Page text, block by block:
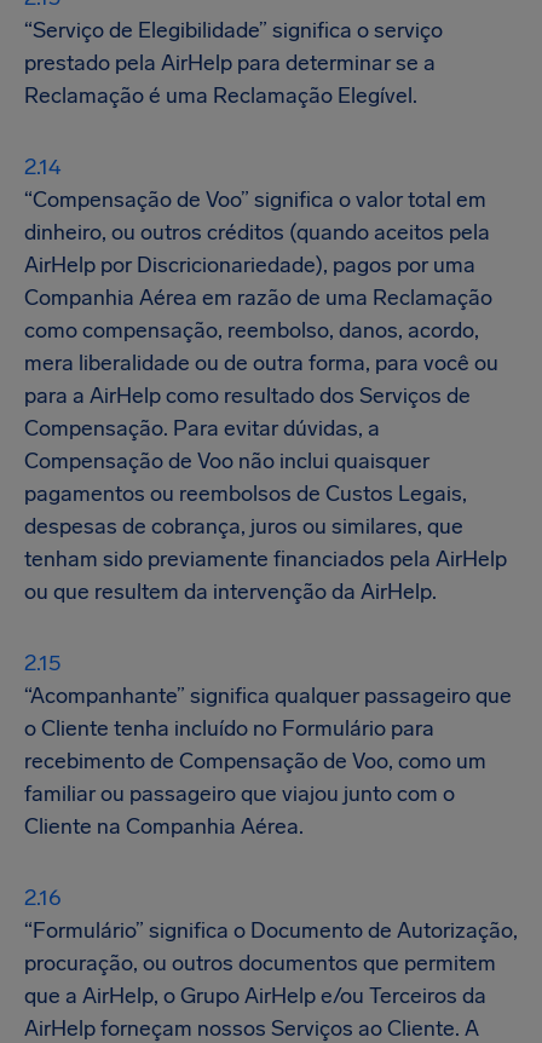
“Serviço de Elegibilidade” significa o serviço
prestado pela AirHelp para determinar se a
Reclamação é uma Reclamação Elegível.
“Compensação de Voo” significa o valor total em
dinheiro, ou outros créditos (quando aceitos pela
AirHelp por Discricionariedade), pagos por uma
Companhia Aérea em razão de uma Reclamação
como compensação, reembolso, danos, acordo,
mera liberalidade ou de outra forma, para você ou
para a AirHelp como resultado dos Serviços de
Compensação. Para evitar dúvidas, a
Compensação de Voo não inclui quaisquer
pagamentos ou reembolsos de Custos Legais,
despesas de cobrança, juros ou similares, que
tenham sido previamente financiados pela AirHelp
ou que resultem da intervenção da AirHelp.
“Acompanhante” significa qualquer passageiro que
o Cliente tenha incluído no Formulário para
recebimento de Compensação de Voo, como um
familiar ou passageiro que viajou junto com o
Cliente na Companhia Aérea.
“Formulário” significa o Documento de Autorização,
procuração, ou outros documentos que permitem
que a AirHelp, o Grupo AirHelp e/ou Terceiros da
AirHelp forneçam nossos Serviços ao Cliente. A